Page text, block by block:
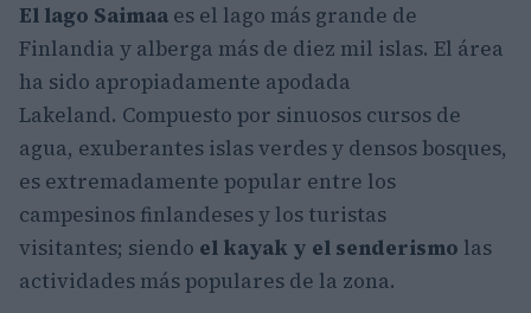
El lago Saimaa es el lago más grande de
Finlandia y alberga más de diez mil islas. El área
ha sido apropiadamente apodada
Lakeland. Compuesto por sinuosos cursos de
agua, exuberantes islas verdes y densos bosques,
es extremadamente popular entre los
campesinos finlandeses y los turistas
visitantes; siendo el kayak y el senderismo las
actividades más populares de la zona.